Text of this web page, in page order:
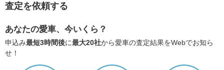
査定を依頼する
あなたの愛車、今いくら？
申込み最短3時間後に最大20社から愛車の査定結果をWebでお知ら
せ！